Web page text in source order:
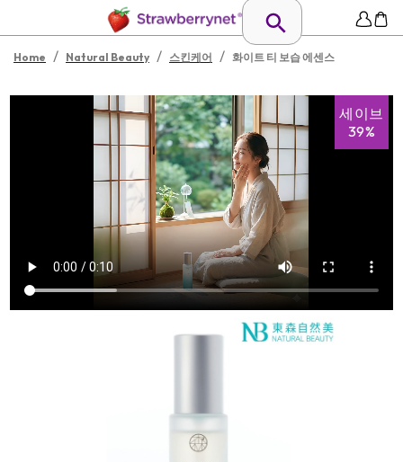
Home / Natural Beauty / 스킨케어 / 화이트 티 보습 에센스
세이브
39%